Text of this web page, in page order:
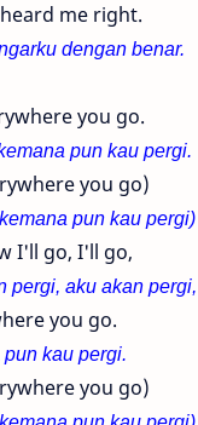
me right.
dengan benar.
you go.
pun kau pergi.
you go)
pun kau pergi)
I'll go, I'll go,
pergi, aku akan pergi,
you go.
kau pergi.
you go)